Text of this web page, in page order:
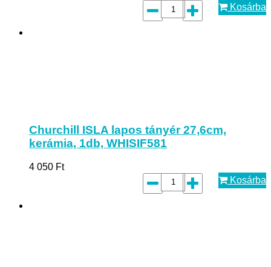
Kosárba
Churchill ISLA lapos tányér 27,6cm,
kerámia, 1db, WHISIF581
4 050 Ft
Kosárba